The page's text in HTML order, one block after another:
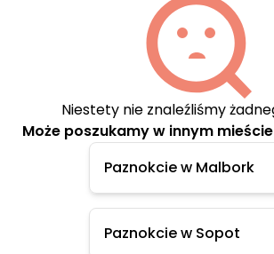
Niestety nie znaleźliśmy
Może poszukamy w innym
Paznokcie w Malbork
Paznokcie w Sopot